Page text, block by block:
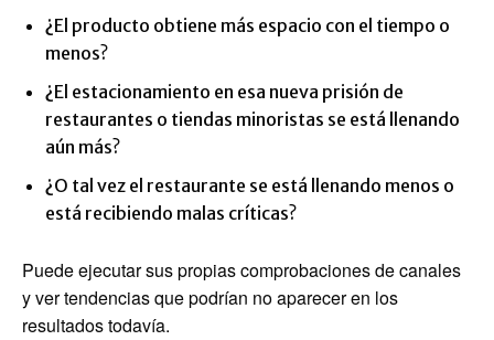
¿El producto obtiene más espacio con el tiempo o
menos?
¿El estacionamiento en esa nueva prisión de
restaurantes o tiendas minoristas se está llenando
aún más?
¿O tal vez el restaurante se está llenando menos o
está recibiendo malas críticas?
Puede ejecutar sus propias comprobaciones de canales
y ver tendencias que podrían no aparecer en los
resultados todavía.